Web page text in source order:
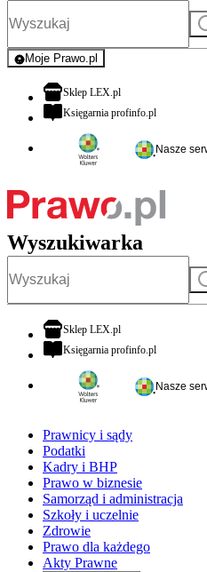
Moje Prawo.pl
- rejestracja i logowanie do
Sklep LEX.plotwiera się w nowej
Księgarnia profinfo.plotwiera się
Nasze
Wyszukiwarka
Sklep LEX.plotwiera się w nowej
Księgarnia profinfo.plotwiera się
Nasze
Prawnicy i sądy
Podatki
Kadry i BHP
Prawo w biznesie
Samorząd i administracja
Szkoły i uczelnie
Zdrowie
Prawo dla każdego
Akty Prawne